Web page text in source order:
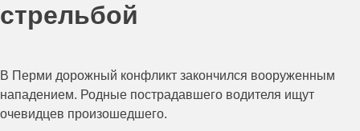
стрельбой
В Перми дорожный конфликт закончился вооруженным
нападением. Родные пострадавшего водителя ищут
очевидцев произошедшего.